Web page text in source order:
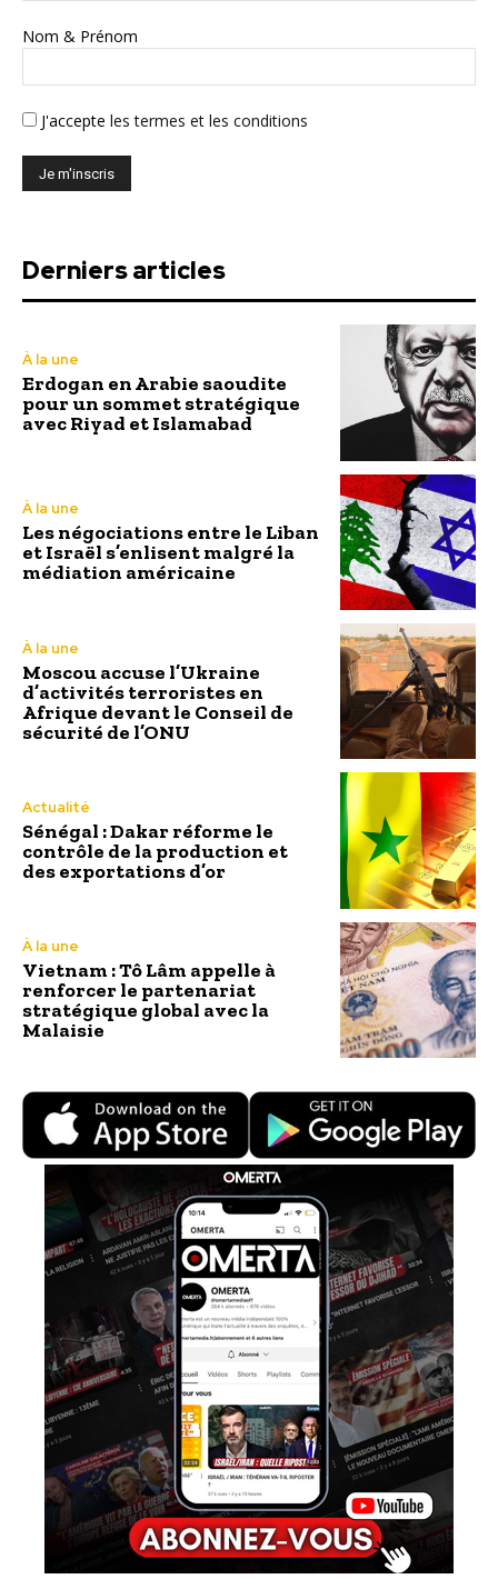
Nom & Prénom
J'accepte les termes et les conditions
Derniers articles
À la une
Erdogan en Arabie saoudite
pour un sommet stratégique
avec Riyad et Islamabad
À la une
Les négociations entre le Liban
et Israël s’enlisent malgré la
médiation américaine
À la une
Moscou accuse l’Ukraine
d’activités terroristes en
Afrique devant le Conseil de
sécurité de l’ONU
Actualité
Sénégal : Dakar réforme le
contrôle de la production et
des exportations d’or
À la une
Vietnam : Tô Lâm appelle à
renforcer le partenariat
stratégique global avec la
Malaisie